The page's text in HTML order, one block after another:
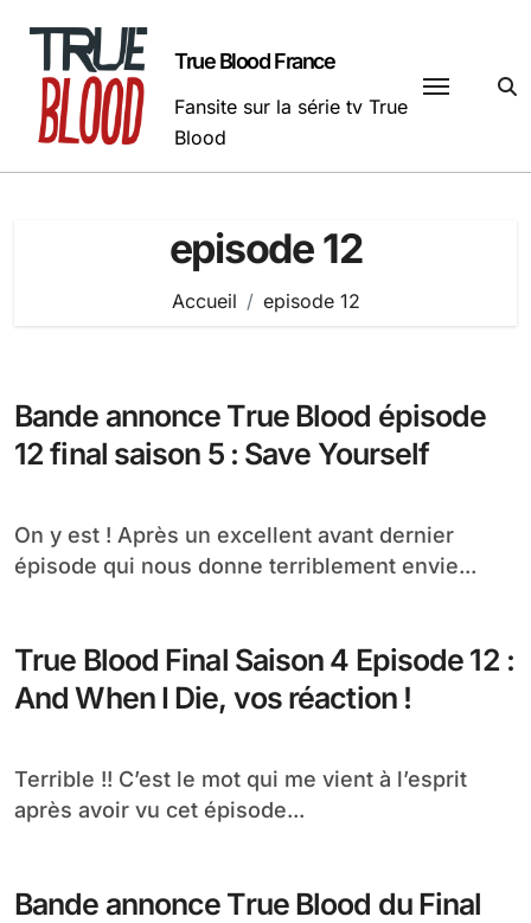
contenu
True Blood France
Fansite sur la série tv True
Blood
episode 12
Accueil episode 12
Bande annonce True Blood épisode
12 final saison 5 : Save Yourself
On y est ! Après un excellent avant dernier
épisode qui nous donne terriblement envie...
True Blood Final Saison 4 Episode 12 :
And When I Die, vos réaction !
Terrible !! C’est le mot qui me vient à l’esprit
après avoir vu cet épisode...
Bande annonce True Blood du Final